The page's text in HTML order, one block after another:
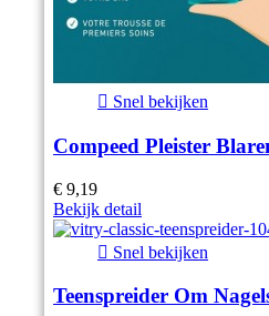
 Snel bekijken
Compeed Pleister
€ 9,19
Bekijk detail
 Snel bekijken
Teenspreider Om